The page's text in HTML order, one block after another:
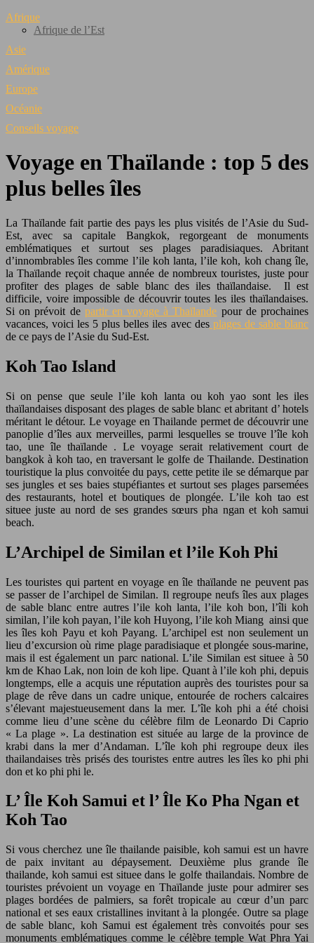
Afrique
Afrique de l’Est
Asie
Amérique
Europe
Océanie
Conseils voyage
Voyage en Thaïlande : top 5 des
plus belles îles
La Thaïlande fait partie des pays les plus visités de l’Asie du Sud-
Est, avec sa capitale Bangkok, regorgeant de monuments
emblématiques et surtout ses plages paradisiaques. Abritant
d’innombrables îles comme l’ile koh lanta, l’ile koh, koh chang île,
la Thaïlande reçoit chaque année de nombreux touristes, juste pour
profiter des plages de sable blanc des iles thaïlandaise. Il est
difficile, voire impossible de découvrir toutes les iles thaïlandaises.
Si on prévoit de partir en voyage à Thaïlande pour de prochaines
vacances, voici les 5 plus belles iles avec desplages de sable blanc
de ce pays de l’Asie du Sud-Est.
Koh Tao Island
Si on pense que seule l’ile koh lanta ou koh yao sont les iles
thaïlandaises disposant des plages de sable blanc et abritant d’ hotels
méritant le détour. Le voyage en Thailande permet de découvrir une
panoplie d’îles aux merveilles, parmi lesquelles se trouve l’île koh
tao, une île thaïlande . Le voyage serait relativement court de
bangkok à koh tao, en traversant le golfe de Thailande. Destination
touristique la plus convoitée du pays, cette petite ile se démarque par
ses jungles et ses baies stupéfiantes et surtout ses plages parsemées
des restaurants, hotel et boutiques de plongée. L’ile koh tao est
situee juste au nord de ses grandes sœurs pha ngan et koh samui
beach.
L’Archipel de Similan et l’ile Koh Phi
Les touristes qui partent en voyage en île thaïlande ne peuvent pas
se passer de l’archipel de Similan. Il regroupe neufs îles aux plages
de sable blanc entre autres l’ile koh lanta, l’ile koh bon, l’îli koh
similan, l’ile koh payan, l’ile koh Huyong, l’ile koh Miang ainsi que
les îles koh Payu et koh Payang. L’archipel est non seulement un
lieu d’excursion où rime plage paradisiaque et plongée sous-marine,
mais il est également un parc national. L’ile Similan est situee à 50
km de Khao Lak, non loin de koh lipe. Quant à l’ile koh phi, depuis
longtemps, elle a acquis une réputation auprès des touristes pour sa
plage de rêve dans un cadre unique, entourée de rochers calcaires
s’élevant majestueusement dans la mer. L’île koh phi a été choisi
comme lieu d’une scène du célèbre film de Leonardo Di Caprio
« La plage ». La destination est située au large de la province de
krabi dans la mer d’Andaman. L’île koh phi regroupe deux iles
thailandaises très prisés des touristes entre autres les îles ko phi phi
don et ko phi phi le.
L’ Île Koh Samui et l’ Île Ko Pha Ngan et
Koh Tao
Si vous cherchez une île thailande paisible, koh samui est un havre
de paix invitant au dépaysement. Deuxième plus grande île
thailande, koh samui est situee dans le golfe thailandais. Nombre de
touristes prévoient un voyage en Thaïlande juste pour admirer ses
plages bordées de palmiers, sa forêt tropicale au cœur d’un parc
national et ses eaux cristallines invitant à la plongée. Outre sa plage
de sable blanc, koh Samui est également très convoités pour ses
monuments emblématiques comme le célèbre temple Wat Phra Yai